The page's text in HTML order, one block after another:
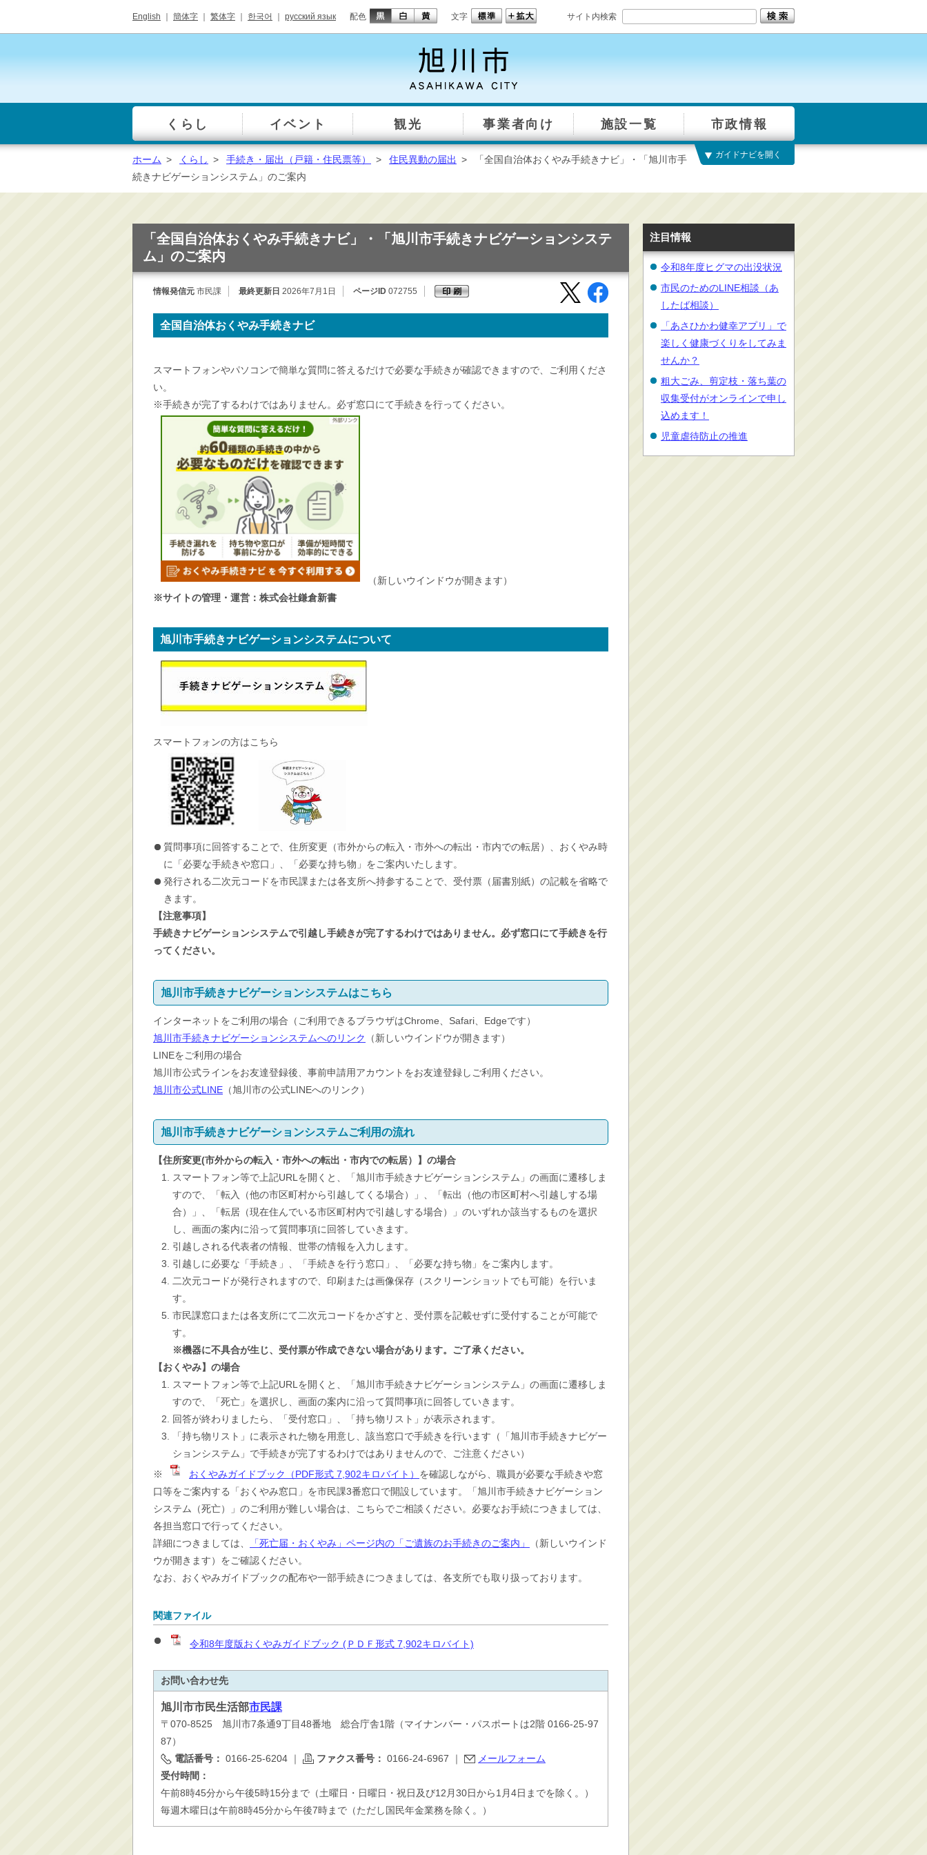
English 簡体字 繁体字 한국어 русский язык 配色 文字 サイト内検索
一覧
くらし イベント 観光 事業者向け 施設一覧 市政情報
総合窓口
手続き・届出（戸籍・
健康・福祉・衛生・ペ
ット
ごみ・リサイクル・環
消防・救急
学ぶ・文化・スポーツ
産業・しごと・消費生
住宅・土地・都市計画
市民活動・参加・地域
水道・除雪・土木
公共交通・空港
市議会・選挙
その他
ガイドナビを開く
ホーム > くらし > 手続き・届出（戸籍・住民票等） > 住民異動の届出 >
「全国自治体おくやみ手続きナビ」・「旭川市手
続きナビゲーションシステム」のご案内
「全国自治体おくやみ手続きナビ」・「旭川市手続きナビゲーションシステ
ム」のご案内
情報発信元 市民課 最終更新日 2026年7月1日 ページID 072755
全国自治体おくやみ手続きナビ
スマートフォンやパソコンで簡単な質問に答えるだけで必要な手続きが確認できますので、ご利用くださ
い。
※手続きが完了するわけではありません。必ず窓口にて手続きを行ってください。
（新しいウインドウが開きます）
※サイトの管理・運営：株式会社鎌倉新書
旭川市手続きナビゲーションシステムについて
スマートフォンの方はこちら
質問事項に回答することで、住所変更（市外からの転入・市外への転出・市内での転居）、おくやみ時
に「必要な手続きや窓口」、「必要な持ち物」をご案内いたします。
発行される二次元コードを市民課または各支所へ持参することで、受付票（届書別紙）の記載を省略で
きます。
【注意事項】
手続きナビゲーションシステムで引越し手続きが完了するわけではありません。必ず窓口にて手続きを行
ってください。
旭川市手続きナビゲーションシステムはこちら
インターネットをご利用の場合（ご利用できるブラウザはChrome、Safari、Edgeです）
旭川市手続きナビゲーションシステムへのリンク
（新しいウインドウが開きます）
LINEをご利用の場合
旭川市公式ラインをお友達登録後、事前申請用アカウントをお友達登録しご利用ください。
旭川市公式LINE （旭川市の公式LINEへのリンク）
旭川市手続きナビゲーションシステムご利用の流れ
【住所変更(市外からの転入・市外への転出・市内での転居）
】の場合
スマートフォン等で上記URLを開くと、「旭川市手続きナビゲーションシステム」の画面に遷移しま
すので、「転入（他の市区町村から引越してくる場合）」、「転出（他の市区町村へ引越しする場
合）」、「転居（現在住んでいる市区町村内で引越しする場合）」のいずれか該当するものを選択
し、画面の案内に沿って質問事項に回答していきます。
引越しされる代表者の情報、世帯の情報を入力します。
引越しに必要な「手続き」、「手続きを行う窓口」、「必要な持ち物」をご案内します。
二次元コードが発行されますので、印刷または画像保存（スクリーンショットでも可能）を行いま
す。
市民課窓口または各支所にて二次元コードをかざすと、受付票を記載せずに受付することが可能で
す。
※機器に不具合が生じ、受付票が作成できない場合があります。ご了承ください。
【おくやみ】の場合
スマートフォン等で上記URLを開くと、「旭川市手続きナビゲーションシステム」の画面に遷移しま
すので、「死亡」を選択し、画面の案内に沿って質問事項に回答していきます。
回答が終わりましたら、「受付窓口」、「持ち物リスト」が表示されます。
「持ち物リスト」に表示された物を用意し、該当窓口で手続きを行います（「旭川市手続きナビゲー
ションシステム」で手続きが完了するわけではありませんので、ご注意ください）
※
おくやみガイドブック（PDF形式 7,902キロバイト） を確認しながら、職員が必要な手続きや窓
口等をご案内する
「おくやみ窓口」を市民課3番窓口で開設しています。
「旭川市手続きナビゲーション
システム（死亡）」のご利用が難しい場合は、こちらでご相談ください。必要なお手続につきましては、
各担当窓口で行ってください。
詳細につきましては、
「死亡届・おくやみ」ページ内の「ご遺族のお手続きのご案内」
（新しいウインド
ウが開きます）をご確認ください。
なお、おくやみガイドブックの配布や一部手続きにつきましては、各支所でも取り扱っております。
関連ファイル
令和8年度版おくやみガイドブック (ＰＤＦ形式 7,902キロバイト)
お問い合わせ先
旭川市市民生活部市民課
〒070-8525 旭川市7条通9丁目48番地 総合庁舎1階（マイナンバー・パスポートは2階 0166-25-97
87）
電話番号： 0166-25-6204 ｜ ファクス番号： 0166-24-6967 ｜
メールフォーム
受付時間：
午前8時45分から午後5時15分まで（土曜日・日曜日・祝日及び12月30日から1月4日までを除く。）
毎週木曜日は午前8時45分から午後7時まで（ただし国民年金業務を除く。）
注目情報
令和8年度ヒグマの出没状況
市民のためのLINE相談（あ
したば相談）
「あさひかわ健幸アプリ」で
楽しく健康づくりをしてみま
せんか？
粗大ごみ、剪定枝・落ち葉の
収集受付がオンラインで申し
込めます！
児童虐待防止の推進